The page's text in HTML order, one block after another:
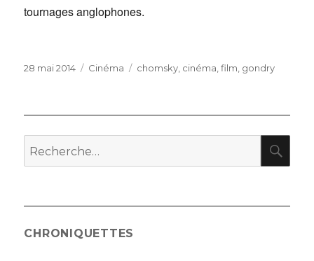
tournages anglophones.
Publié
28 mai 2014 Catégories
Cinéma Étiquettes
chomsky, cinéma,film, gondry
Recherche
pour
CHRONIQUETTES